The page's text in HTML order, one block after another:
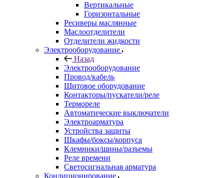
Вертикальные
Горизонтальные
Ресиверы маслянные
Маслоотделители
Отделители жидкости
Электрооборудование
Назад
Электрооборудование
Провод/кабель
Щитовое оборудование
Контакторы/пускатели/реле
Термореле
Автоматические выключатели
Электроарматура
Устройства защиты
Шкафы/боксы/корпуса
Клемники/шины/разъемы
Реле времени
Светосигнальная арматура
Кондиционирование